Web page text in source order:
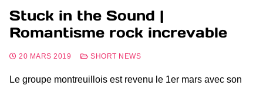
Stuck in the Sound |
Romantisme rock increvable
20 MARS 2019 SHORT NEWS
Le groupe montreuillois est revenu le 1er mars avec son